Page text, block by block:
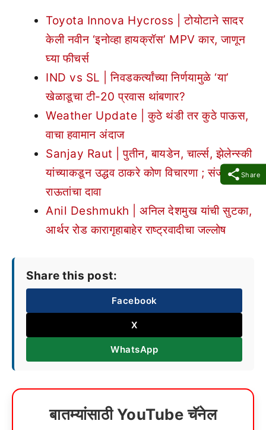
Share
Toyota Innova Hycross | टोयोटाने सादर
केली नवीन ‘इनोव्हा हायक्रॉस’ MPV कार, जाणून
घ्या फीचर्स
IND vs SL | निवडकर्त्यांच्या निर्णयामुळे ‘या’
खेळाडूचा टी-20 प्रवास थांबणार?
Weather Update | कुठे थंडी तर कुठे पाऊस,
वाचा हवामान अंदाज
Sanjay Raut | पुतीन, बायडेन, चार्ल्स, झेलेन्स्की
यांच्याकडून उद्धव ठाकरे कोण विचारणा ; संजय
राऊतांचा दावा
Anil Deshmukh | अनिल देशमुख यांची सुटका,
आर्थर रोड कारागृहाबाहेर राष्ट्रवादीचा जल्लोष
Share this post:
Facebook
X
WhatsApp
बातम्यांसाठी YouTube चॅनेल